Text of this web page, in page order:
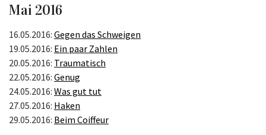
Mai 2016
16.05.2016: Gegen das Schweigen
19.05.2016: Ein paar Zahlen
20.05.2016: Traumatisch
22.05.2016: Genug
24.05.2016: Was gut tut
27.05.2016: Haken
29.05.2016: Beim Coiffeur